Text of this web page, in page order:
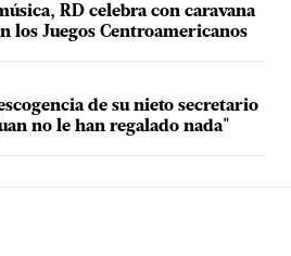
RD celebra con caravana
los Juegos Centroamericanos
de su nieto secretario
no le han regalado nada"